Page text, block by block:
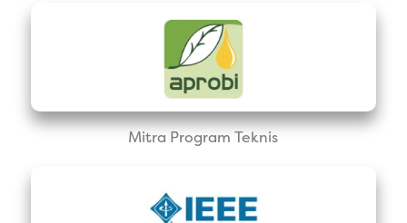
Mitra Program Teknis